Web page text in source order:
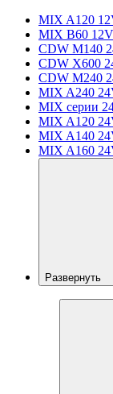
MIX A120
MIX B60
CDW M140
CDW X600
CDW M240
MIX A240
MIX серии
MIX A120
MIX A140
MIX A160
Развернуть